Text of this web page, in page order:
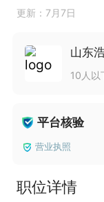
更新：7月7日
山东
10人以
平台核验
营业执照
职位详情